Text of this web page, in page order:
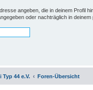
angeben, die in deinem Profil
oder nachträglich in
44 e.V. Foren-Übersicht